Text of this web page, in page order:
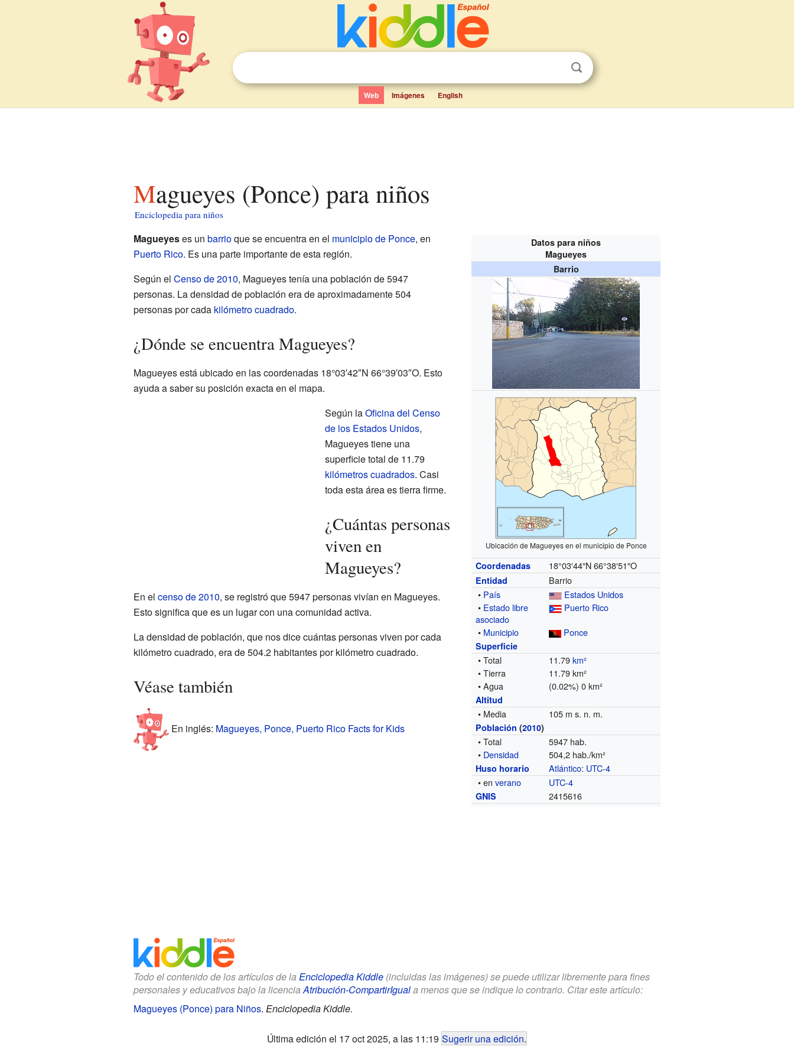
Web Imágenes English
Magueyes (Ponce) para niños
Enciclopedia para niños
Datos para niños
Magueyes
Barrio
Ubicación de Magueyes en el municipio de Ponce
Coordenadas 18°03′44″N 66°38′51″O
Entidad
Barrio
• País
Estados Unidos
• Estado libre
asociado
Puerto Rico
• Municipio Ponce
Superficie
• Total 11.79km²
• Tierra
11.79 km²
• Agua
(0.02%) 0 km²
Altitud
• Media 105 m s. n. m.
Población (2010)
• Total
5947 hab.
• Densidad 504,2 hab./km²
Huso horario Atlántico: UTC-4
• enverano UTC-4
GNIS 2415616
Magueyeses un barrioque se encuentra en el municipio de Ponce, en
Puerto Rico. Es una parte importante de esta región.
Según el Censo de 2010, Magueyes tenía una población de 5947
personas. La densidad de población era de aproximadamente 504
personas por cada kilómetro cuadrado.
¿Dónde se encuentra Magueyes?
Magueyes está ubicado en las coordenadas 18°03′42″N 66°39′03″O. Esto
ayuda a saber su posición exacta en el mapa.
Según laOficina del Censo
de los Estados Unidos,
Magueyes tiene una
superficie total de 11.79
kilómetros cuadrados. Casi
toda esta área es tierra firme.
¿Cuántas personas
viven en
Magueyes?
En el censo de 2010, se registró que 5947 personas vivían en Magueyes.
Esto significa que es un lugar con una comunidad activa.
La densidad de población, que nos dice cuántas personas viven por cada
kilómetro cuadrado, era de 504.2 habitantes por kilómetro cuadrado.
Véase también
En inglés: Magueyes, Ponce, Puerto Rico Facts for Kids
Todo el contenido de los artículos de la Enciclopedia Kiddle(incluidas las imágenes) se puede utilizar libremente para fines
personales y educativos bajo la licenciaAtribución-CompartirIguala menos que se indique lo contrario. Citar este artículo:
Magueyes (Ponce) para Niños. Enciclopedia Kiddle.
Última edición el 17 oct 2025, a las 11:19 Sugerir una edición.